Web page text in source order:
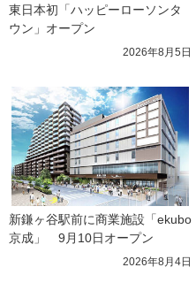
東日本初「ハッピーローソンタ
ウン」オープン
2026年8月5日
新鎌ヶ谷駅前に商業施設「ekubo
京成」　9月10日オープン
2026年8月4日